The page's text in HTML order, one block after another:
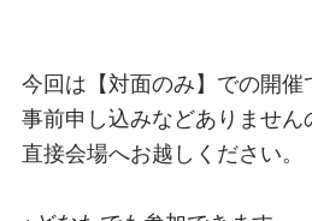
今回は【対面のみ】での開催
事前申し込みなどありませ
直接会場へお越しください。